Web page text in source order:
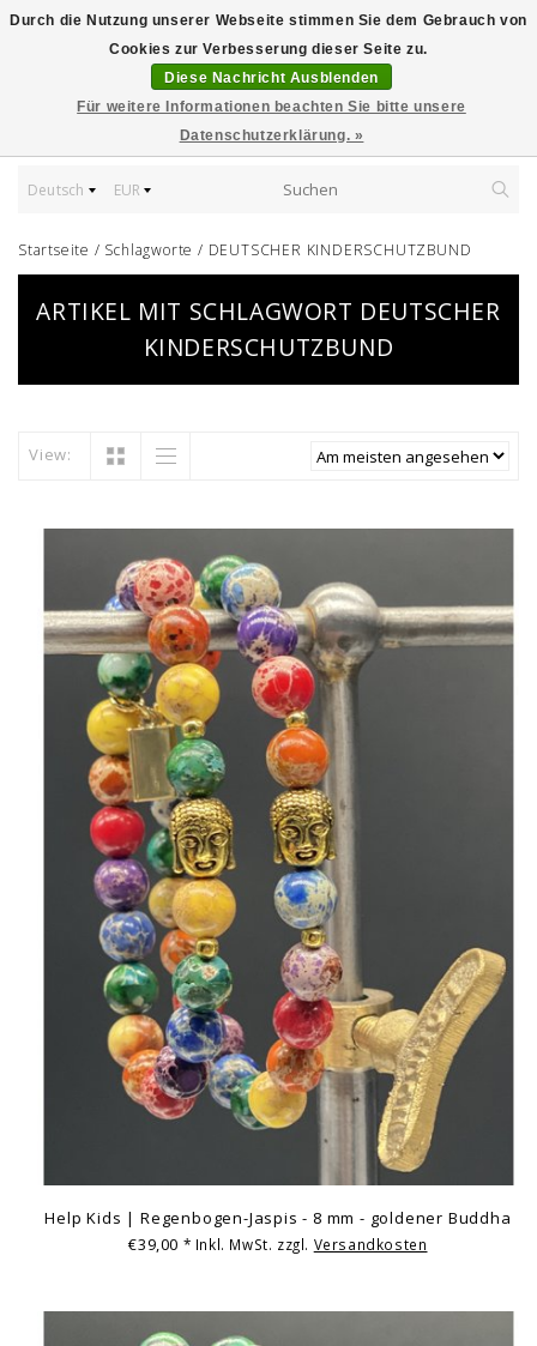
Deutsch EUR
Startseite / Schlagworte / DEUTSCHER KINDERSCHUTZBUND
ARTIKEL MIT SCHLAGWORT DEUTSCHER
KINDERSCHUTZBUND
View:
Help Kids | Regenbogen-Jaspis - 8 mm - goldener Buddha
€39,00 * Inkl. MwSt. zzgl. Versandkosten
Durch die Nutzung unserer Webseite stimmen Sie dem Gebrauch von
Cookies zur Verbesserung dieser Seite zu.
Diese Nachricht Ausblenden
Für weitere Informationen beachten Sie bitte unsere
Datenschutzerklärung. »